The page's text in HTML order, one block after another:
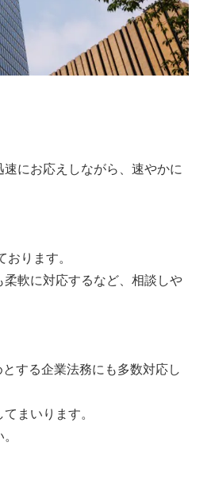
にお応えしながら、速やかに
ります。
軟に対応するなど、相談しや
する企業法務にも多数対応し
まいります。